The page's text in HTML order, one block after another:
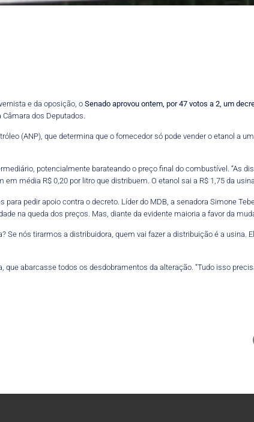
e da oposição, oSenado aprovou ontem, por 47 votos a 2, um
dos Deputados.
(ANP), que determina que o fornecedor só pode vender o etanol a
potencialmente barateando o preço final do combustível. “As
média R$ 0,20 por litro que distribuem. O etanol sai a R$ 1,75 da
pedir apoio contra o decreto. Líder do MDB, a senadora Simone
na queda dos preços. Mas, diante da evidente maioria a favor da
Se nós tirarmos a distribuidora, quem vai fazer a distribuição é a usina.
abarcasse todos os desdobramentos da alteração. “Tudo isso